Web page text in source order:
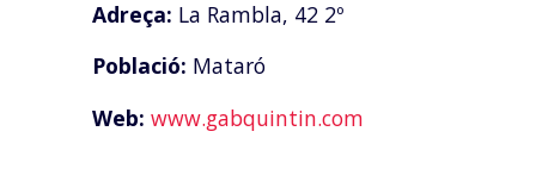
Adreça: La Rambla, 42 2º
Població: Mataró
Web: www.gabquintin.com